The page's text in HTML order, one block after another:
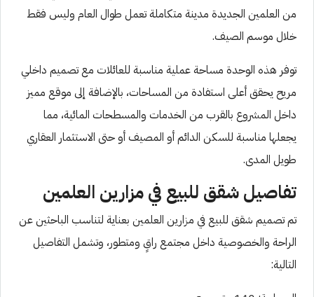
من العلمين الجديدة مدينة متكاملة تعمل طوال العام وليس فقط
خلال موسم الصيف.
توفر هذه الوحدة مساحة عملية مناسبة للعائلات مع تصميم داخلي
مريح يحقق أعلى استفادة من المساحات، بالإضافة إلى موقع مميز
داخل المشروع بالقرب من الخدمات والمسطحات المائية، مما
يجعلها مناسبة للسكن الدائم أو المصيف أو حتى الاستثمار العقاري
طويل المدى.
تفاصيل شقق للبيع في مزارين العلمين
تم تصميم شقق للبيع في مزارين العلمين بعناية لتناسب الباحثين عن
الراحة والخصوصية داخل مجتمع راقٍ ومتطور، وتشمل التفاصيل
التالية: